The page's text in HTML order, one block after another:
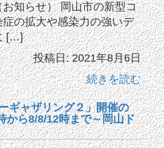
知らせ） 岡山市の新型コ
の拡大や感染力の強いデ
[…]
投稿日: 2021年8月6日
続きを読む
ギャザリング２」開催の
から8/8/12時まで～岡山ド